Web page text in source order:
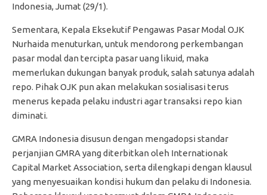
Indonesia, Jumat (29/1).
Sementara, Kepala Eksekutif Pengawas Pasar Modal OJK
Nurhaida menuturkan, untuk mendorong perkembangan
pasar modal dan tercipta pasar uang likuid, maka
memerlukan dukungan banyak produk, salah satunya adalah
repo. Pihak OJK pun akan melakukan sosialisasi terus
menerus kepada pelaku industri agar transaksi repo kian
diminati.
GMRA Indonesia disusun dengan mengadopsi standar
perjanjian GMRA yang diterbitkan oleh Internationak
Capital Market Association, serta dilengkapi dengan klausul
yang menyesuaikan kondisi hukum dan pelaku di Indonesia.